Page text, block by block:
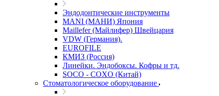
Эндодонтические инструменты
MANI (МАНИ) Япония
Maillefer (Майлифер) Швейцария
VDW (Германия).
EUROFILE
КМИЗ (Россия)
Линейки. Эндобоксы. Кофры и тд.
SOCO - COXO (Китай)
Стоматологическое оборудование